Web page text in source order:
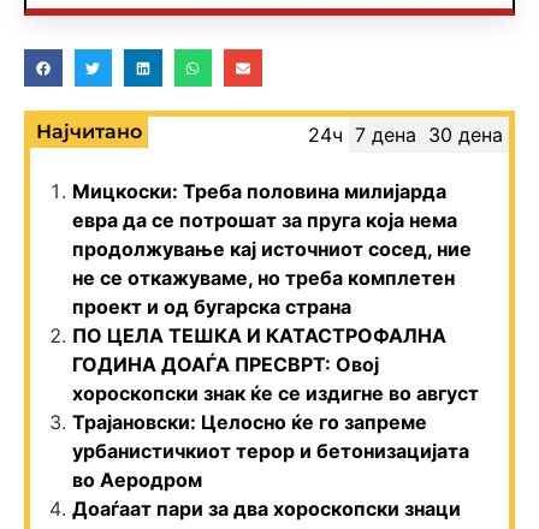
Најчитано 24ч 7 дена 30 дена
Мицкоски: Треба половина милијарда
евра да се потрошат за пруга која нема
продолжување кај источниот сосед, ние
не се откажуваме, но треба комплетен
проект и од бугарска страна
ПО ЦЕЛА ТЕШКА И КАТАСТРОФАЛНА
ГОДИНА ДОАЃА ПРЕСВРТ: Овој
хороскопски знак ќе се издигне во август
Трајановски: Целосно ќе го запреме
урбанистичкиот терор и бетонизацијата
во Аеродром
Доаѓаат пари за два хороскопски знаци